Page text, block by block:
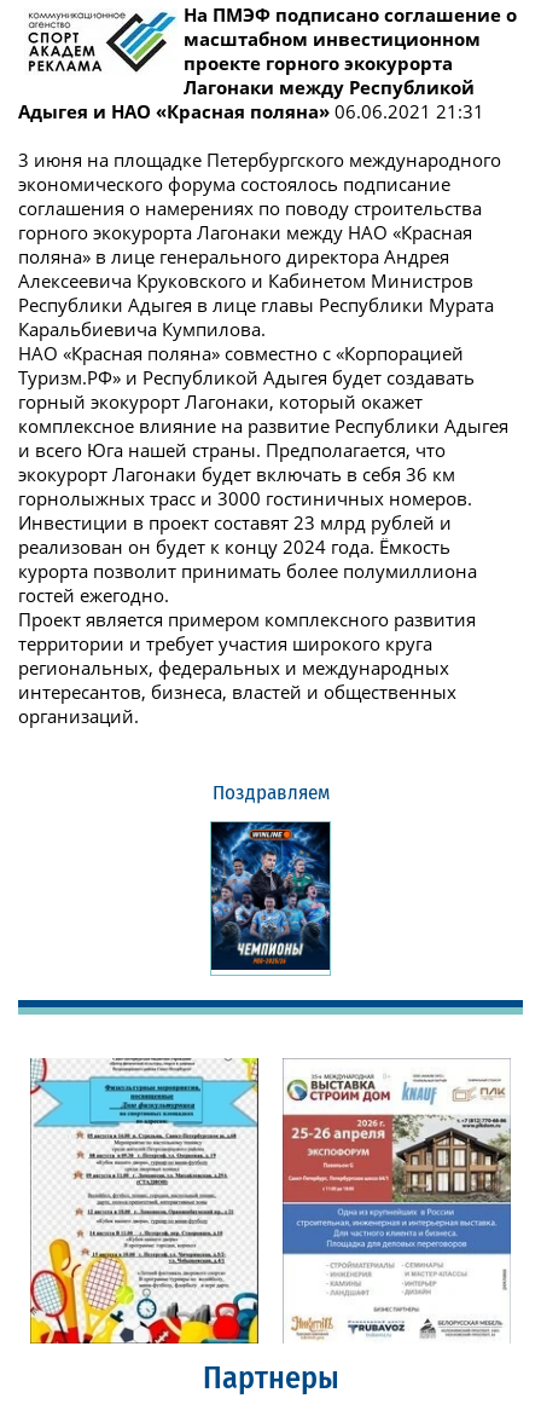
На ПМЭФ подписано соглашение о
масштабном инвестиционном
проекте горного экокурорта
Лагонаки между Республикой
Адыгея и НАО «Красная поляна» 06.06.2021 21:31
3 июня на площадке Петербургского международного
экономического форума состоялось подписание
соглашения о намерениях по поводу строительства
горного экокурорта Лагонаки между НАО «Красная
поляна» в лице генерального директора Андрея
Алексеевича Круковского и Кабинетом Министров
Республики Адыгея в лице главы Республики Мурата
Каральбиевича Кумпилова.
НАО «Красная поляна» совместно с «Корпорацией
Туризм.РФ» и Республикой Адыгея будет создавать
горный экокурорт Лагонаки, который окажет
комплексное влияние на развитие Республики Адыгея
и всего Юга нашей страны. Предполагается, что
экокурорт Лагонаки будет включать в себя 36 км
горнолыжных трасс и 3000 гостиничных номеров.
Инвестиции в проект составят 23 млрд рублей и
реализован он будет к концу 2024 года. Ёмкость
курорта позволит принимать более полумиллиона
гостей ежегодно.
Проект является примером комплексного развития
территории и требует участия широкого круга
региональных, федеральных и международных
интересантов, бизнеса, властей и общественных
организаций.
Поздравляем
Партнеры